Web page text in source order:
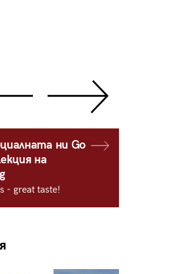
ни Go
на
- great taste!